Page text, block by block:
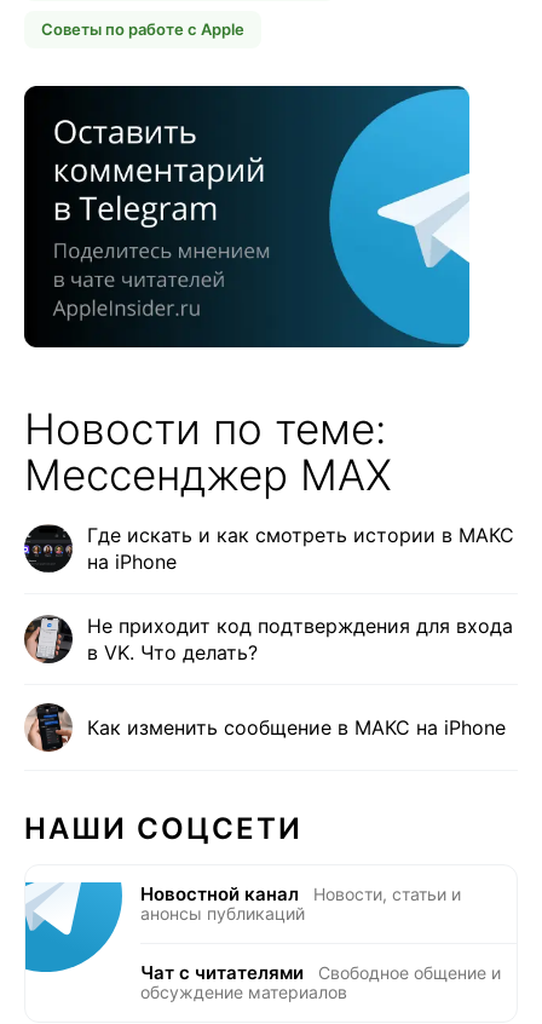
Советы по работе с Apple
Новости по теме:
Мессенджер MAX
Где искать и как смотреть истории в МАКС
на iPhone
Не приходит код подтверждения для входа
в VK. Что делать?
Как изменить сообщение в МАКС на iPhone
НАШИ СОЦСЕТИ
Новостной канал
Новости, статьи и
анонсы публикаций
Чат с читателями
Свободное общение и
обсуждение материалов